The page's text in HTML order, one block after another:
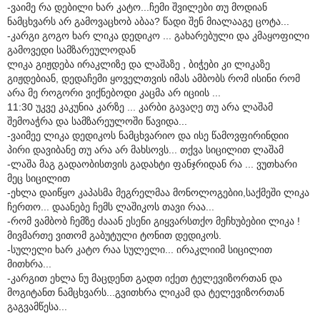
-ვაიმე რა დებილი ხარ კატო...ჩემი შვილები თუ მოდიან
ნამცხვარს არ გამოვაცხობ აბაა? წადი შენ მიალააგე ცოტა...
-კარგი გოგო ხარ ლიკა დედიკო ... გახარებული და კმაყოფილი
გამოვედი სამზარეულოდან
ლიკა გიჟდება ირაკლიზე და ლაშაზე , ბიჭები კი ლიკაზე
გიჟდებიან, დედაჩემი ყოველთვის იმას ამბობს რომ ისინი რომ
არა მე როგორი ვიქნებოდი კაცმა არ იციის ...
11:30 უკვე კაკუნია კარზე ... კარბი გავაღე თუ არა ლაშამ
შემოაჭრა და სამზარეულოში წავიდა...
-ვაიმეე ლიკა დედიკოს ნამცხვარიო და ისე წამოვფირინდიი
პირი დავიბანე თუ არა არ მახსოვს... თქვა სიცილით ლაშამ
-ლაშა მაგ გადაობისთვის გადახტი ფანჯრიდან რა ... ვუთხარი
მეც სიცილით
-ეხლა დაიწყო კაპასმა მეგრელმაა მონოლოგებიი,საქმეში ლიკა
ჩერთო... დაანებე ჩემს ლაშიკოს თავი რაა...
-რომ ვამბობ ჩემზე ძააან ესენი გიყვარსთქო მეჩხუბებიი ლიკა !
მივმართე ვითომ გაბუტული ტონით დედიკოს.
-სულელი ხარ კატო რაა სულელი... ირაკლიიმ სიცილით
მითხრა...
-კარგით ეხლა ნუ მაცდენთ გადთ იქეთ ტელევიზორთან და
მოგიტანთ ნამცხვარს...გვითხრა ლიკამ და ტელევიზორთან
გაგვამწესა...